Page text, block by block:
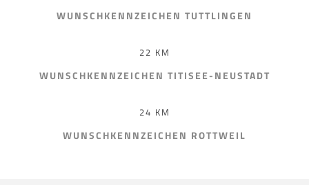
WUNSCHKENNZEICHEN TUTTLINGEN
22 KM
WUNSCHKENNZEICHEN TITISEE-NEUSTADT
24 KM
WUNSCHKENNZEICHEN ROTTWEIL